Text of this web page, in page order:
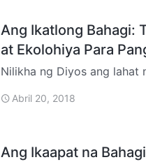
Ang Ikatlong Bahagi:
at Ekolohiya Para
Nilikha ng Diyos ang lahat
bagay. S…
Abril 20, 2018
Ang Ikaapat na